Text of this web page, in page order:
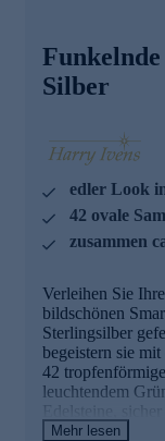
Eleganter
Was die
des Lieferanten
anderem
Konformität mit
Gönnen Sie
Silber
edler Look
42 ovale
zusammen
Verleihen Sie
bildschönen
Sterlingsilber
begeistern sie
42
leuchtendem
Edelsteine,
einem
Mehr lesen